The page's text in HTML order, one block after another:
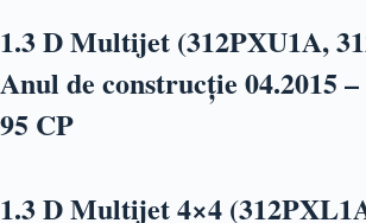
1.3 D Multijet (312PXU1A,
Anul de construcție 04.2015
95 CP
1.3 D Multijet 4×4